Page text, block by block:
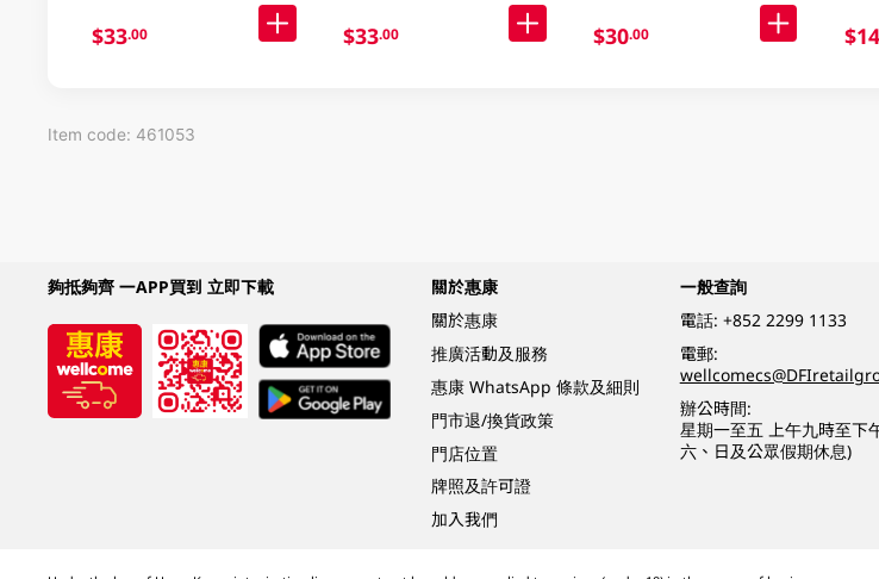
$33.00 $33.00 $30.00 $14
Item code: 461053
夠抵夠齊 一APP買到 立即下載
關於惠康
關於惠康
推廣活動及服務
惠康 WhatsApp 條款及細則
門市退/換貨政策
門店位置
牌照及許可證
加入我們
一般查詢
電話: +852 2299 1133
電郵:
辦公時間:
星期一至五 上午九時至下
六、日及公眾假期休息)